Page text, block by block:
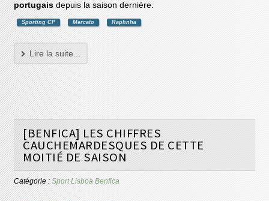
portugais depuis la saison dernière.
Sporting CP Mercato Raphnha
Lire la suite...
[BENFICA] LES CHIFFRES
CAUCHEMARDESQUES DE CETTE
MOITIÉ DE SAISON
Catégorie :Sport Lisboa Benfica